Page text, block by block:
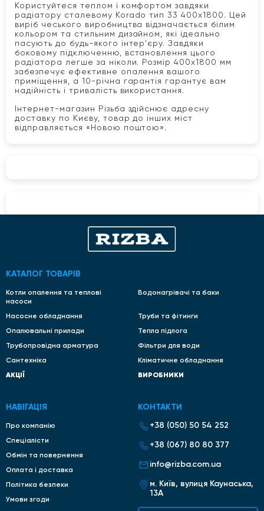
Користуйтеся теплом і комфортом завдяки
радіатору сталевому Korado тип 33 400x1800. Цей
виріб чеського виробництва відзначається білим
кольором та стильним дизайном, які ідеально
пасують до будь-якого інтер'єру. Завдяки
боковому підключенню, встановлення цього
радіатора легше за ніколи. Розмір 400x1800 мм
забезпечує ефективне опалення вашого
приміщення, а 10-річна гарантія гарантує вам
надійність і тривалість використання.
Інтернет-магазин Різьба здійснює адресну
доставку по Києву, товар до інших міст
відправляється «Новою поштою».
КАТАЛОГ ТОВАРІВ
Котли опалення та теплові
насоси
Водонагрівачі та баки
Насосне обладнання
Труби та фітинги
Опалювальні прилади
Тепла підлога
Трубопровідна арматура
Фільтри для води
Сантехніка
Кліматичне обладнання
АКЦІЇ ВИРОБНИКИ
НАВІГАЦІЯ
Про компанію
Спеціалісти
Обмін та повернення
Оплата і доставка
Політика безпеки
Умови згоди
КОНТАКТИ
+38 (050) 50 54 252
+38 (067) 80 80 377
info@rizba.com.ua
м. Київ, вулиця Каунаська,
13А